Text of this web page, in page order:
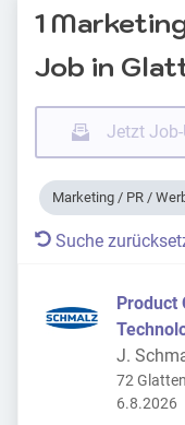
1
Job in
Jetzt
Marketing / PR /
Suche
Product
J.
72
6.8.2026